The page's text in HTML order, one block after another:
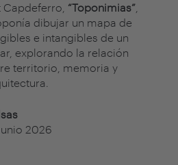
Capdeferro, “Toponimias”,
dibujar un mapa de
e intangibles de un
explorando la relación
territorio, memoria y
2026